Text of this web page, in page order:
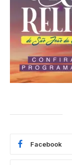
Facebook